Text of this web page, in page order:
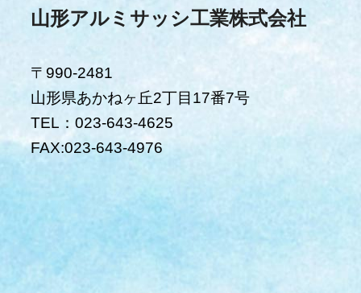
山形アルミサッシ工業株式会社
〒990-2481
山形県あかねヶ丘2丁目17番7号
TEL：023-643-4625
FAX:023-643-4976